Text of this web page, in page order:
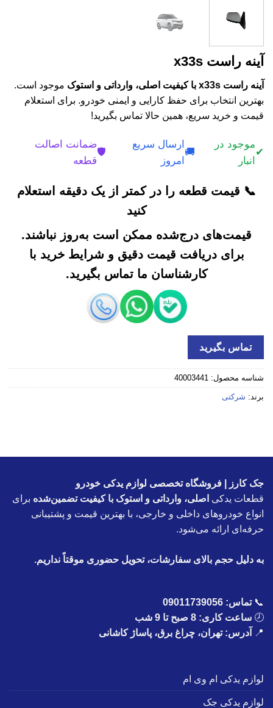
آینه راست x33s
آینه راست x33s با کیفیت اصلی، وارداتی و استوک
موجود است.
بهترین انتخاب برای حفظ کارایی و ایمنی خودرو. برای استعلام
قیمت و خرید سریع، همین حالا تماس بگیرید!
✔
موجود در
انبار
🚚
ارسال سریع
امروز
🛡️
ضمانت اصالت
قطعه
📞 قیمت قطعه را در کمتر از یک دقیقه استعلام
کنید
قیمت‌های درج‌شده ممکن است به‌روز نباشند.
برای دریافت قیمت دقیق و شرایط خرید با
کارشناسان ما تماس بگیرید.
تماس بگیرید
شناسه محصول: 40003441
برند: شرکتی
جک کارز | فروشگاه تخصصی لوازم یدکی خودرو
قطعات یدکی اصلی، وارداتی و استوک با کیفیت تضمین‌شده برای
انواع خودروهای داخلی و خارجی، با بهترین قیمت و پشتیبانی
حرفه‌ای ارائه می‌شود.
به دلیل حجم بالای سفارشات، تحویل حضوری موقتاً نداریم.
📞تماس: 09011739056
🕗 ساعت کاری: 8 صبح تا 9 شب
📍
آدرس: تهران، چراغ برق، پاساژ کاشانی
لوازم یدکی ام وی ام
لوازم یدکی جک